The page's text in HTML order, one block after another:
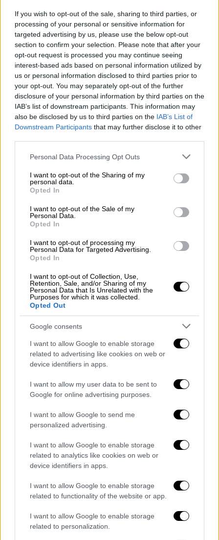
If you wish to opt-out of the sale, sharing to third parties, or
processing of your personal or sensitive information for
targeted advertising by us, please use the below opt-out
section to confirm your selection. Please note that after your
opt-out request is processed you may continue seeing
interest-based ads based on personal information utilized by
us or personal information disclosed to third parties prior to
your opt-out. You may separately opt-out of the further
disclosure of your personal information by third parties on the
IAB’s list of downstream participants. This information may
also be disclosed by us to third parties on the IAB’s List of
Downstream Participants that may further disclose it to other
Please note that this website/app uses one or more Google
not limited to your visit or usage behaviour. You may click to
grant or deny consent to Google and its third-party tags to
use your data for below specified purposes in below Google
consent section.
Personal Data Processing Opt Outs
I want to opt-out of the Sharing of my
personal data.
Opted In
I want to opt-out of the Sale of my
Personal Data.
Opted In
I want to opt-out of processing my
Personal Data for Targeted Advertising.
Opted In
I want to opt-out of Collection, Use,
Retention, Sale, and/or Sharing of my
Personal Data that Is Unrelated with the
Purposes for which it was collected.
Opted Out
Google consents
I want to allow Google to enable storage
related to advertising like cookies on web or
device identifiers in apps.
I want to allow my user data to be sent to
Google for online advertising purposes.
I want to allow Google to send me
personalized advertising.
I want to allow Google to enable storage
related to analytics like cookies on web or
device identifiers in apps.
I want to allow Google to enable storage
related to functionality of the website or app.
I want to allow Google to enable storage
related to personalization.
του πρίγκιπα Άντριου - Οι Βρετανοί
ζητούν την επίσημη αφαίρεση των
τίτλων του
Μάλιστα οι επόμενες εβδομάδες
αναμένονται καθοριστικές μετά τη
δημοσιοποίηση των απομνημονευμάτων της
Βιρτζίνια Τζιουφρέ
Πολιτική|23.10.2025 22:00
Άγνωστος Στρατιώτης: Το υπουργείο
Εθνικής Άμυνας αναθέτει σε τρίτο την
καθαριότητα - Αιχμές κατά Δούκα
Η καθαριότητα του Άγνωστου Στρατιώτη
ανήκει στον Δήμο Αθηναίων λέει το
υπουργείο Εθνικής Άμυνας - Τι απαντάει ο
Δούκας